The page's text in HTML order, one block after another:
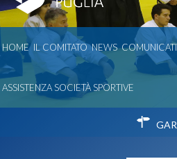
HOME IL COMITATO NEWS
ASSISTENZA SOCIETÀ SPORTIVE